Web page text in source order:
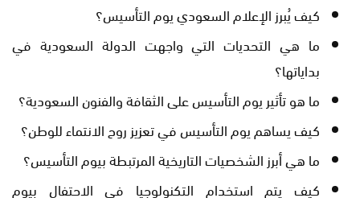
كيف يُبرز الإعلام السعودي يوم التأسيس؟
ما هي التحديات التي واجهت الدولة السعودية في
بداياتها؟
ما هو تأثير يوم التأسيس على الثقافة والفنون السعودية؟
كيف يساهم يوم التأسيس في تعزيز روح الانتماء للوطن؟
ما هي أبرز الشخصيات التاريخية المرتبطة بيوم التأسيس؟
كيف يتم استخدام التكنولوجيا في الاحتفال بيوم